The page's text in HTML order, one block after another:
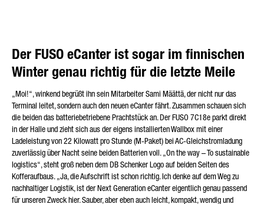
Der FUSO eCanter ist sogar im finnischen
Winter genau richtig für die letzte Meile
„Moi!“, winkend begrüßt ihn sein Mitarbeiter Sami Määttä, der nicht nur das
Terminal leitet, sondern auch den neuen eCanter fährt. Zusammen schauen sich
die beiden das batteriebetriebene Prachtstück an. Der FUSO 7C18e parkt direkt
in der Halle und zieht sich aus der eigens installierten Wallbox mit einer
Ladeleistung von 22 Kilowatt pro Stunde (M-Paket) bei AC-Gleichstromladung
zuverlässig über Nacht seine beiden Batterien voll. „On the way – To sustainable
logistics“, steht groß neben dem DB Schenker Logo auf beiden Seiten des
Kofferaufbaus. „Ja, die Aufschrift ist schon richtig. Ich denke auf dem Weg zu
nachhaltiger Logistik, ist der Next Generation eCanter eigentlich genau passend
für unseren Zweck hier. Sauber, aber eben auch leicht, kompakt, wendig und